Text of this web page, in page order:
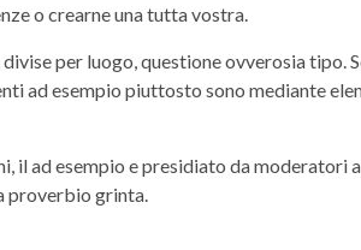
o crearne una tutta vostra.
per luogo, questione ovverosia tipo.
ad esempio piuttosto sono mediante
ad esempio e presidiato da moderatori
proverbio grinta.